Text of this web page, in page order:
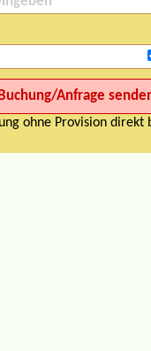
ohne Provision direkt